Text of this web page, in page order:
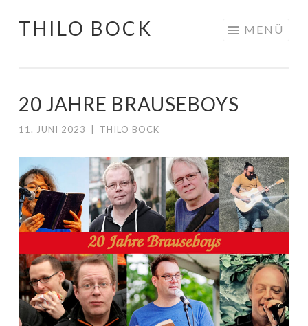
Springe
THILO BOCK MENÜ
20 JAHRE BRAUSEBOYS
11. JUNI 2023 THILO BOCK